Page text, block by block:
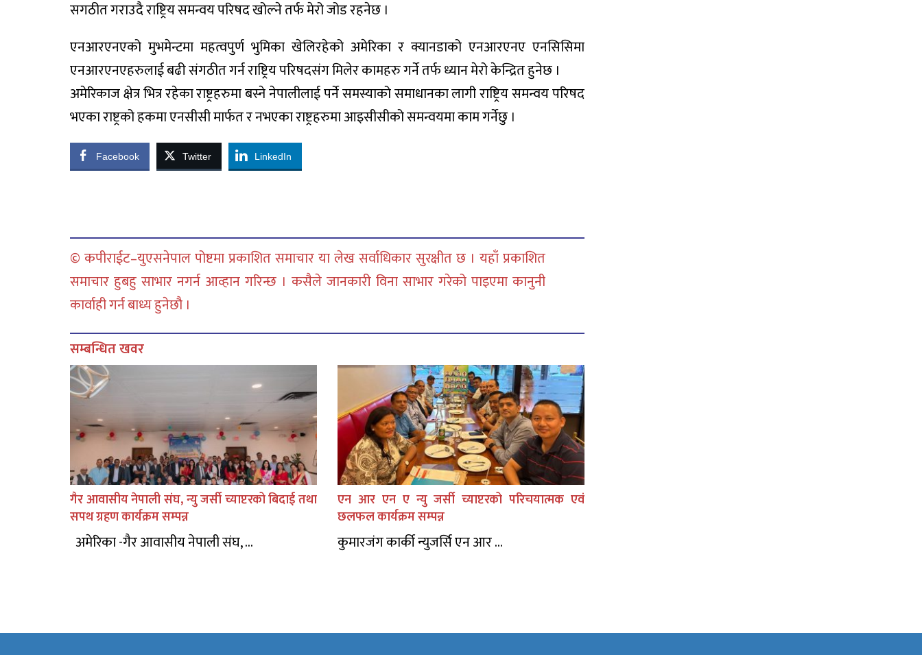
सगठीत गराउदै राष्ट्रिय समन्वय परिषद खोल्ने तर्फ मेरो जोड रहनेछ ।
एनआरएनएको मुभमेन्टमा महत्वपुर्ण भुमिका खेलिरहेको अमेरिका र क्यानडाको एनआरएनए एनसिसिमा
एनआरएनएहरुलाई बढी संगठीत गर्न राष्ट्रिय परिषदसंग मिलेर कामहरु गर्ने तर्फ ध्यान मेरो केन्द्रित हुनेछ ।
अमेरिकाज क्षेत्र भित्र रहेका राष्ट्रहरुमा बस्ने नेपालीलाई पर्ने समस्याको समाधानका लागी राष्ट्रिय समन्वय परिषद
भएका राष्ट्रको हकमा एनसीसी मार्फत र नभएका राष्ट्रहरुमा आइसीसीको समन्वयमा काम गर्नेछु ।
Facebook Twitter LinkedIn
© कपीराईट–युएसनेपाल पोष्टमा प्रकाशित समाचार या लेख सर्वाधिकार सुरक्षीत छ । यहाँ प्रकाशित
समाचार हुबहु साभार नगर्न आव्हान गरिन्छ । कसैले जानकारी विना साभार गरेको पाइएमा कानुनी
कार्वाही गर्न बाध्य हुनेछौ ।
सम्बन्धित खवर
गैर आवासीय नेपाली संघ, न्यु जर्सी च्याप्टरको बिदाई तथा
सपथ ग्रहण कार्यक्रम सम्पन्न
अमेरिका -गैर आवासीय नेपाली संघ, ...
एन आर एन ए न्यु जर्सी च्याप्टरको परिचयात्मक एवं
छलफल कार्यक्रम सम्पन्न
कुमारजंग कार्की न्युजर्सि एन आर ...